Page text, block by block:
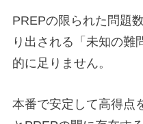
PREPの限られた問題
り出される「未知の難
的に足りません。
本番で安定して高得点